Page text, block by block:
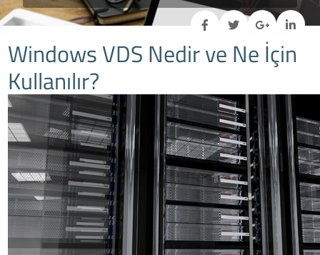
Windows VDS Nedir ve Ne İçin
Kullanılır?